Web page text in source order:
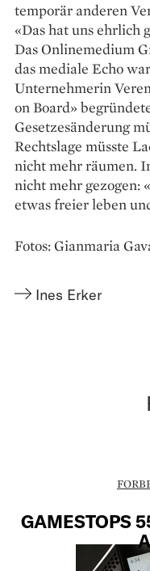
temporär anderen
«Das hat uns ehrlich
Das Onlinemedium
das mediale Echo
Unternehmerin
on Board»
Gesetzesänderung
Rechtslage müsste
nicht mehr räumen.
nicht mehr gezogen:
etwas freier leben
Fotos: Gianmaria
Ines Erker
GAMESTOPS